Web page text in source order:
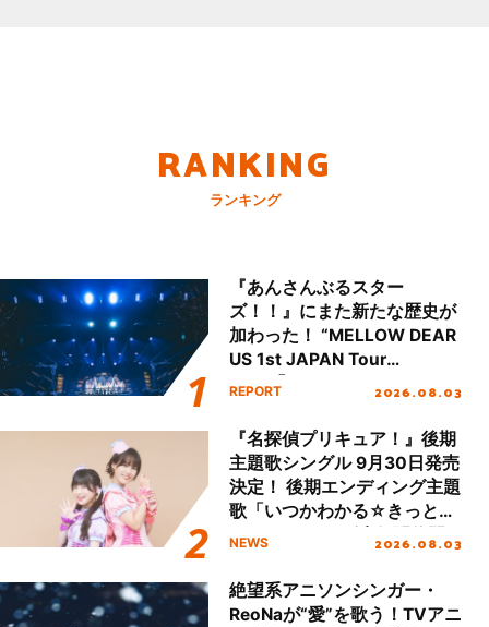
RANKING
ランキング
『あんさんぶるスター
ズ！！』にまた新たな歴史が
加わった！ “MELLOW DEAR
US 1st JAPAN Tour
Final「NICE to meet YOU
ート!!
REPORT 2026.08.03
『名探偵プリキュア！』後期
主題歌シングル 9月30日発売
決定！ 後期エンディング主題
歌「いつかわかる☆きっとあ
える」TVサイズ先行配信開
NEWS 2026.08.03
絶望系アニソンシンガー・
ReoNaが“愛”を歌う！TVアニ